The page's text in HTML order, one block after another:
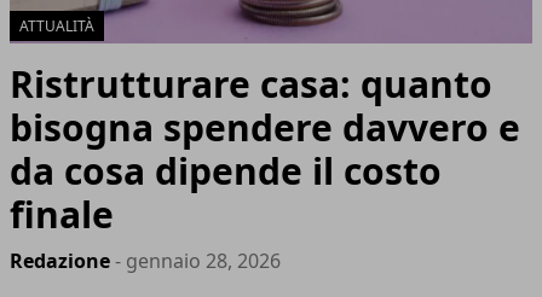
ATTUALITÀ
Ristrutturare casa: quanto
bisogna spendere davvero e
da cosa dipende il costo
finale
Redazione- gennaio 28, 2026